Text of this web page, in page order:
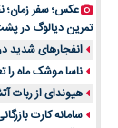
عکس؛ سفر زمان؛
تمرین دیالوگ در
انفجارهای شدید
ناسا موشک ماه را
هیوندای از ربات
سامانه کارت